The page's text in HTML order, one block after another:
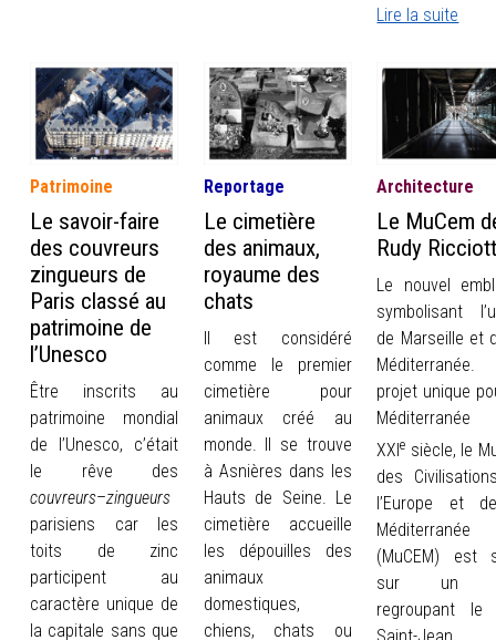
Lire la suite
Patrimoine
Le savoir-faire
des couvreurs
zingueurs de
Paris classé au
patrimoine de
l’Unesco
Être inscrits au
patrimoine mondial
de l’Unesco, c’était
le rêve des
couvreurs–zingueurs
parisiens car les
toits de zinc
participent au
caractère unique de
la capitale sans que
Reportage
Le cimetière
des animaux,
royaume des
chats
Il est considéré
comme le premier
cimetière pour
animaux créé au
monde. Il se trouve
à Asnières dans les
Hauts de Seine. Le
cimetière accueille
les dépouilles des
animaux
domestiques,
chiens, chats ou
Architecture
Le MuCem
Rudy
Le nouvel
symbolisant
de Marseille et
projet unique
XXIe siècle, le
des
l’Europe et
Méditerranée
(MuCEM) est
sur un
regroupant le